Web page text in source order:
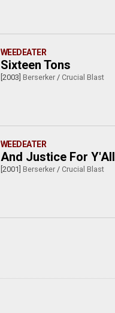
WEEDEATER
Sixteen Tons
[2003] Berserker/ Crucial Blast
WEEDEATER
And Justice For Y'All
[2001] Berserker/ Crucial Blast